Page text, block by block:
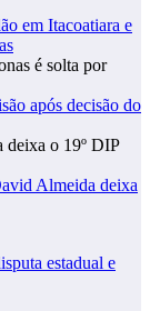
em Itacoatiara e
após decisão do
Almeida deixa
estadual e